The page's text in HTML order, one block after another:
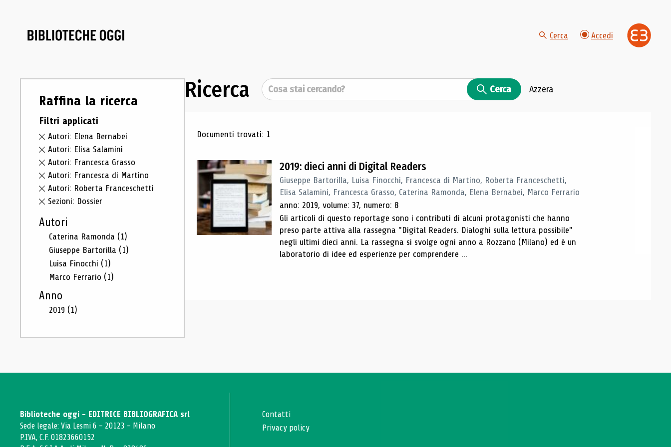
Cerca Accedi
Raffina la ricerca
Filtri applicati
Autori: Elena Bernabei
Autori: Elisa Salamini
Autori: Francesca Grasso
Autori: Francesca di Martino
Autori: Roberta Franceschetti
Sezioni: Dossier
Autori
Caterina Ramonda (1)
Giuseppe Bartorilla (1)
Luisa Finocchi (1)
Marco Ferrario (1)
Anno
2019 (1)
Ricerca Cerca Cerca Azzera
Risultati di ricerca
Documenti trovati: 1
2019: dieci anni di Digital Readers
Giuseppe Bartorilla, Luisa Finocchi, Francesca di Martino, Roberta Franceschetti,
Elisa Salamini, Francesca Grasso, Caterina Ramonda, Elena Bernabei, Marco Ferrario
anno: 2019, volume: 37, numero: 8
Gli articoli di questo reportage sono i contributi di alcuni protagonisti che hanno
preso parte attiva alla rassegna "Digital Readers. Dialoghi sulla lettura possibile"
negli ultimi dieci anni. La rassegna si svolge ogni anno a Rozzano (Milano) ed è un
laboratorio di idee ed esperienze per comprendere ...
Biblioteche oggi - EDITRICE BIBLIOGRAFICA srl
Sede legale: Via Lesmi 6 - 20123 - Milano
P.IVA, C.F. 01823660152
Contatti
Privacy policy